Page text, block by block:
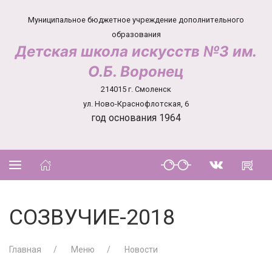
Муниципальное бюджетное учреждение дополнительного
образования
Детская школа искусств №3 им.
О.Б. Воронец
214015 г. Смоленск
ул. Ново-Краснофлотская, 6
год основания 1964
CОЗВУЧИЕ-2018
Главная Меню Новости